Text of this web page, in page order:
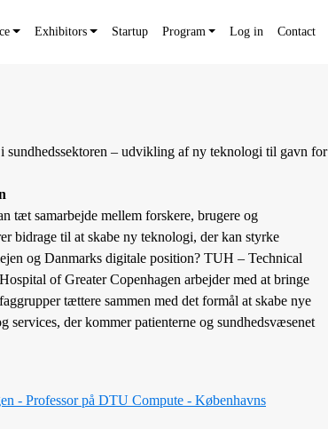
Exhibitors Startup Program Log in Contact
sundhedssektoren – udvikling af ny teknologi til gavn for
tæt samarbejde mellem forskere, brugere og
bidrage til at skabe ny teknologi, der kan styrke
og Danmarks digitale position? TUH – Technical
of Greater Copenhagen arbejder med at bringe
tættere sammen med det formål at skabe nye
services, der kommer patienterne og sundhedsvæsenet
- Professor på DTU Compute - Københavns